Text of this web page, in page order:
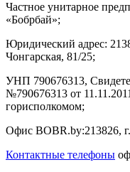
Частное унитарное
«Бобрбай»;
Юридический адрес:
Чонгарская, 81/25;
УНП 790676313,
№790676313 от
горисполкомом;
Офис BOBR.by:213826,
Контактные телефоны